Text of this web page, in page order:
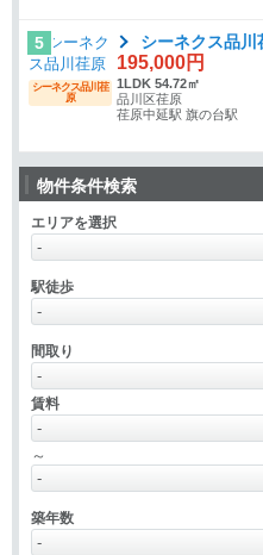
5
シーネクス品川荏
原
シーネクス品川
195,000円
1LDK 54.72㎡
品川区荏原
荏原中延駅 旗の台駅
物件条件検索
エリアを選択
駅徒歩
間取り
賃料
～
築年数